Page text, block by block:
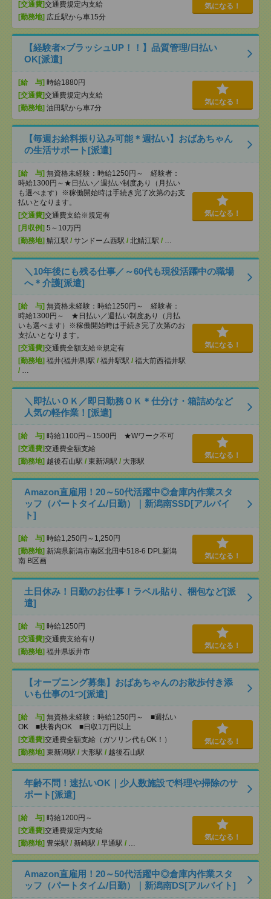
[交通費]交通費規定内支給
[勤務地] 広丘駅から車15分
気になる！
【経験者×ブラッシュUP！！】品質管理/日払い
OK[派遣]
[給 与] 時給1880円
[交通費]交通費規定内支給
[勤務地] 油田駅から車7分
気になる！
【毎週お給料振り込み可能＊週払い】おばあちゃん
の生活サポート[派遣]
[給 与] 無資格未経験：時給1250円～ 経験者：
時給1300円～★日払い／週払い制度あり（月払い
も選べます）※稼働開始時は手続き完了次第のお支
払いとなります。
[交通費]交通費支給※規定有
[月収例] 5～10万円
[勤務地] 鯖江駅 / サンドーム西駅 / 北鯖江駅 / …
気になる！
＼10年後にも残る仕事／～60代も現役活躍中の職場
へ＊介護[派遣]
[給 与] 無資格未経験：時給1250円～ 経験者：
時給1300円～ ★日払い／週払い制度あり（月払
いも選べます）※稼働開始時は手続き完了次第のお
支払いとなります。
[交通費]交通費全額支給※規定有
[勤務地] 福井(福井県)駅 / 福井駅駅 / 福大前西福井駅
/ …
気になる！
＼即払いＯＫ／即日勤務ＯＫ＊仕分け・箱詰めなど
人気の軽作業！[派遣]
[給 与] 時給1100円～1500円 ★Wワーク不可
[交通費]交通費全額支給
[勤務地] 越後石山駅 / 東新潟駅 / 大形駅
気になる！
Amazon直雇用！20～50代活躍中◎倉庫内作業スタ
ッフ（パートタイム/日勤）｜新潟南SSD[アルバイ
ト]
[給 与] 時給1,250円～1,250円
[勤務地] 新潟県新潟市南区北田中518-6 DPL新潟
南 B区画
気になる！
土日休み！日勤のお仕事！ラベル貼り、梱包など[派
遣]
[給 与] 時給1250円
[交通費]交通費支給有り
[勤務地] 福井県坂井市
気になる！
【オープニング募集】おばあちゃんのお散歩付き添
いも仕事の1つ[派遣]
[給 与] 無資格未経験：時給1250円～ ■週払い
OK ■扶養内OK ■日収1万円以上
[交通費]交通費全額支給（ガソリン代もOK！）
[勤務地] 東新潟駅 / 大形駅 / 越後石山駅
気になる！
年齢不問！速払いOK｜少人数施設で料理や掃除のサ
ポート[派遣]
[給 与] 時給1200円～
[交通費]交通費規定内支給
[勤務地] 豊栄駅 / 新崎駅 / 早通駅 / …
気になる！
Amazon直雇用！20～50代活躍中◎倉庫内作業スタ
ッフ（パートタイム/日勤）｜新潟南DS[アルバイト]